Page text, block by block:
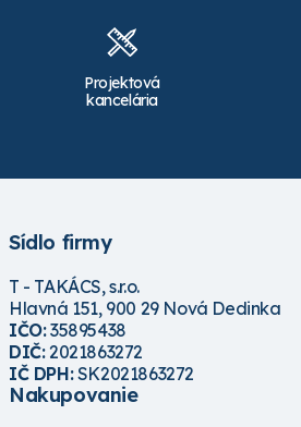
Projektová
kancelária
Sídlo firmy
T - TAKÁCS, s.r.o.
Hlavná 151, 900 29 Nová Dedinka
IČO:35895438
DIČ:2021863272
IČ DPH:SK2021863272
Nakupovanie